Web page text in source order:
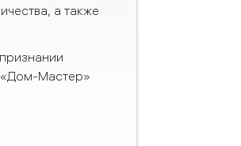
а также
Мастер»